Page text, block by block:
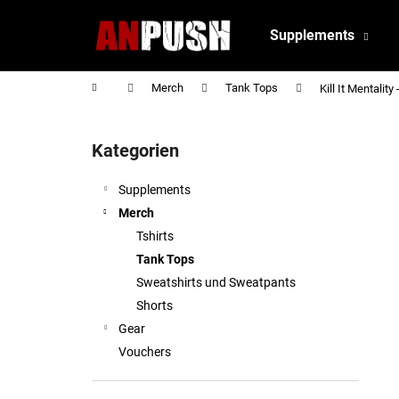
Supplements
StartseiteMerch Tank Tops Kill It Mentality
Kategorien
überspringen
Kategorien
Supplements
Merch
Tshirts
Tank Tops
Sweatshirts und Sweatpants
Shorts
Gear
Vouchers
Zurück
zum
Zurück
zum